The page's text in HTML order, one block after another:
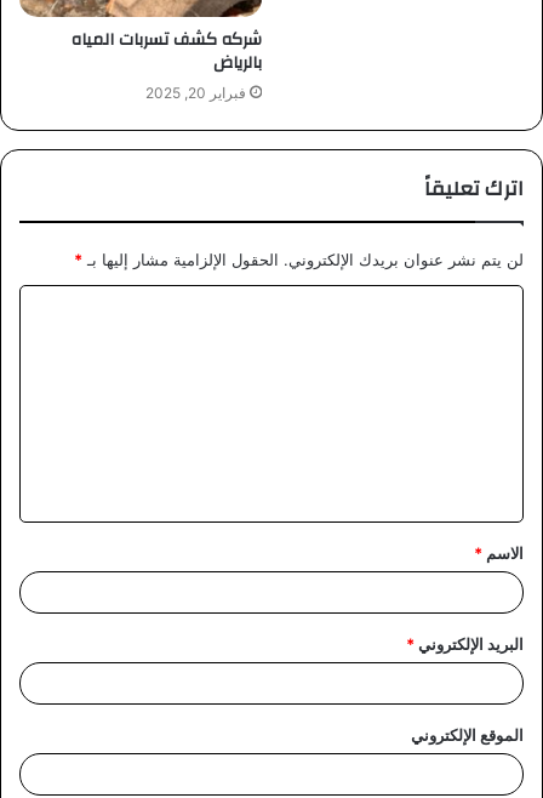
شركه كشف تسربات المياه
بالرياض
فبراير 20, 2025
اترك تعليقاً
لن يتم نشر عنوان بريدك الإلكتروني. الحقول الإلزامية مشار إليها بـ*
ق
*
الاسم *
البريد الإلكتروني*
الموقع الإلكتروني